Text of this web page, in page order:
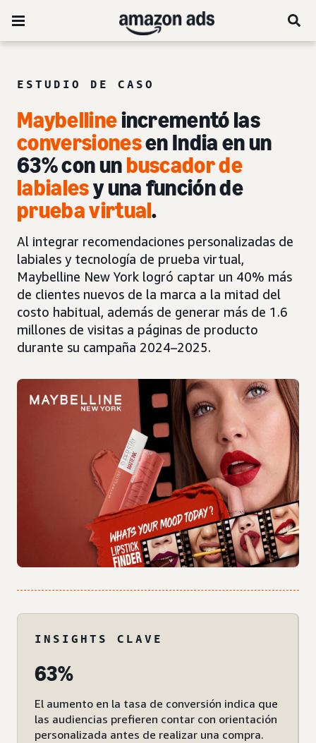
ESTUDIO DE CASO
Maybellineincrementó las
conversionesen India en un
63% con unbuscador de
labialesy una función de
prueba virtual.
Al integrar recomendaciones personalizadas de
labiales y tecnología de prueba virtual,
Maybelline New York logró captar un 40% más
de clientes nuevos de la marca a la mitad del
costo habitual, además de generar más de 1.6
millones de visitas a páginas de producto
durante su campaña 2024–2025.
INSIGHTS CLAVE
63%
El aumento en la tasa de conversión indica que
las audiencias prefieren contar con orientación
personalizada antes de realizar una compra.